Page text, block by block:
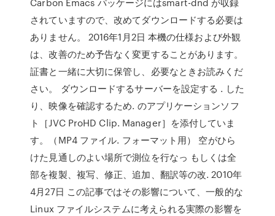
されていますので、改めてダウンロードする必要は
ありません。 2016年1月2日 本機の仕様および外観
は、改善のため予告なく変更することがあります。
証書と一緒に大切に保管し、必要なときお読みくだ
さい。 ダウンロードするサーバーを設定する . した
り、映像を確認するため. のアプリケーションソフ
ト［JVC ProHD Clip. Manager］を添付していま
す。（MP4 ファイル. フォーマット用） 空がひら
けた見通しのよい場所で測位を行なっ もしくは全
部を複製、複写、修正、追加、翻訳等の改. 2010年
4月27日 この記事ではその影響について、一般的な
Linux ファイルシステムに考えられる実際の影響を